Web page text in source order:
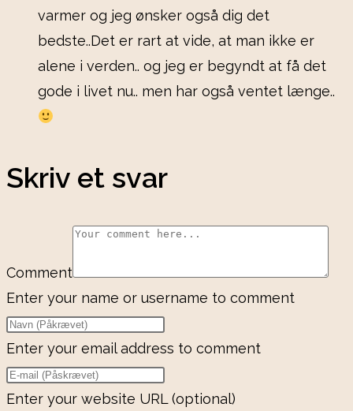
varmer og jeg ønsker også dig det
bedste..Det er rart at vide, at man ikke er
alene i verden.. og jeg er begyndt at få det
gode i livet nu.. men har også ventet længe..
Skriv et svar
Comment
Enter your name or username to comment
Enter your email address to comment
Enter your website URL (optional)